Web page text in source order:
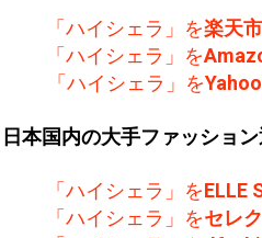
「ハイシェラ」を楽天
「ハイシェラ」を
「ハイシェラ」を
日本国内の大手ファッショ
「ハイシェラ」をELLE
「ハイシェラ」をセレ